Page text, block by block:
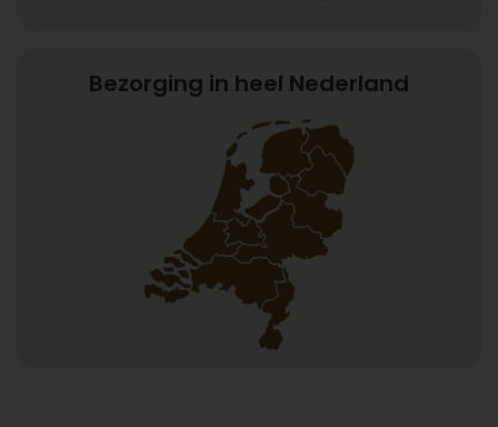
Bezorging in heel Nederland